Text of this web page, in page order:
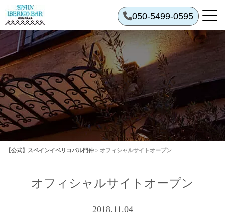
050-5499-0595
【公式】スペインイベリコバル門仲 > オフィシャルサイトオープン
オフィシャルサイトオープン
2018.11.04